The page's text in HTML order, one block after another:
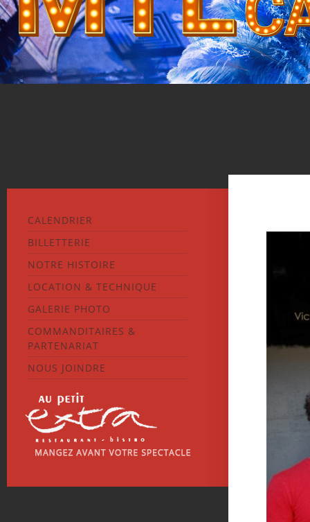
CALENDRIER
BILLETTERIE
NOTRE HISTOIRE
LOCATION & TECHNIQUE
GALERIE PHOTO
COMMANDITAIRES &
PARTENARIAT
NOUS JOINDRE